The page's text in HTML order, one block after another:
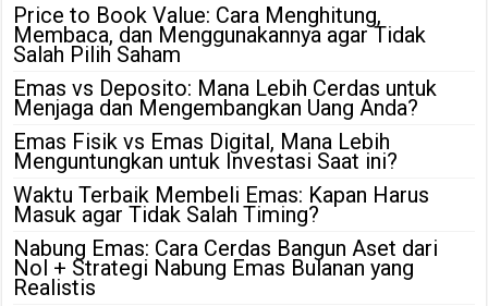
Price to Book Value: Cara Menghitung,
Membaca, dan Menggunakannya agar Tidak
Salah Pilih Saham
Emas vs Deposito: Mana Lebih Cerdas untuk
Menjaga dan Mengembangkan Uang Anda?
Emas Fisik vs Emas Digital, Mana Lebih
Menguntungkan untuk Investasi Saat ini?
Waktu Terbaik Membeli Emas: Kapan Harus
Masuk agar Tidak Salah Timing?
Nabung Emas: Cara Cerdas Bangun Aset dari
Nol + Strategi Nabung Emas Bulanan yang
Realistis